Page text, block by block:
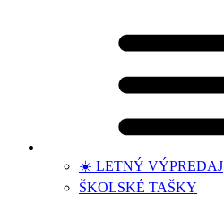
☀️ LETNÝ VÝPREDAJ
ŠKOLSKÉ TAŠKY